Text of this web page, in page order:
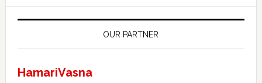
OUR PARTNER
HamariVasna